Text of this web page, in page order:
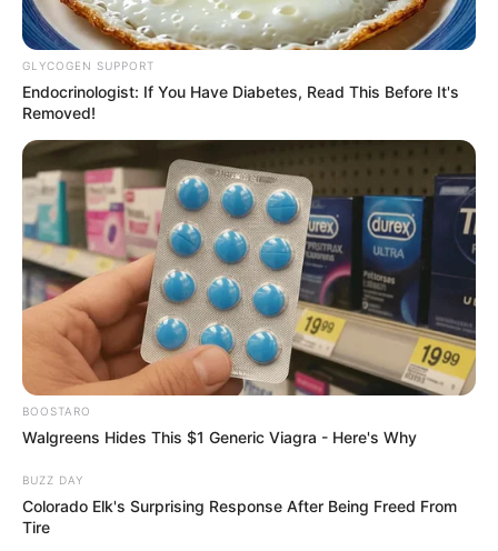
Діти Ясінянської громади побували на
відпочинку в Польщі та Італії (фото, відео)
Без рубрики
Гарячi
Культура
Нам пишуть
Партнерські матеріали
GLYCOGEN SUPPORT
Endocrinologist: If You Have Diabetes, Read This Before It's
Removed!
BOOSTARO
Walgreens Hides This $1 Generic Viagra - Here's Why
BUZZ DAY
Colorado Elk's Surprising Response After Being Freed From
Tire